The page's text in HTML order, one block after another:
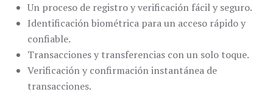
Un proceso de registro y verificación fácil y seguro.
Identificación biométrica para un acceso rápido y
confiable.
Transacciones y transferencias con un solo toque.
Verificación y confirmación instantánea de
transacciones.